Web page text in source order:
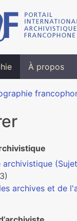
À propos
archivistique
archives et de